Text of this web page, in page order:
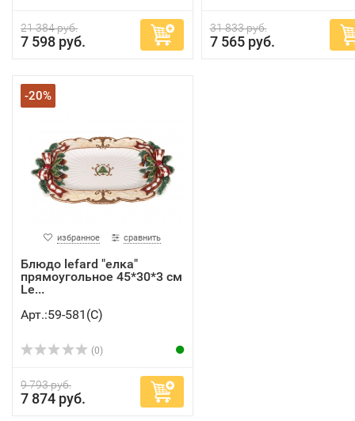
21 384 руб.
7 598 руб.
31 833 руб.
7 565 руб.
-20%
избранное сравнить
Блюдо lefard "елка"
прямоугольное 45*30*3 см
Le...
Арт.:59-581(C)
(0)
9 793 руб.
7 874 руб.